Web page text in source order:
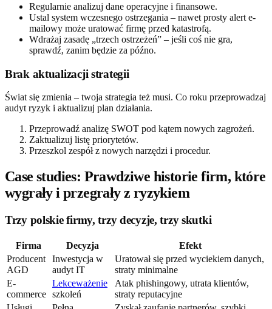
Regularnie analizuj dane operacyjne i finansowe.
Ustal system wczesnego ostrzegania – nawet prosty alert e-
mailowy może uratować firmę przed katastrofą.
Wdrażaj zasadę „trzech ostrzeżeń” – jeśli coś nie gra,
sprawdź, zanim będzie za późno.
Brak aktualizacji strategii
Świat się zmienia – twoja strategia też musi. Co roku przeprowadzaj
audyt ryzyk i aktualizuj plan działania.
Przeprowadź analizę SWOT pod kątem nowych zagrożeń.
Zaktualizuj listę priorytetów.
Przeszkol zespół z nowych narzędzi i procedur.
Case studies: Prawdziwe historie firm, które
wygrały i przegrały z ryzykiem
Trzy polskie firmy, trzy decyzje, trzy skutki
Firma Decyzja
Efekt
Producent
AGD
Inwestycja w
audyt IT
Uratował się przed wyciekiem danych,
straty minimalne
E-
commerce
Lekceważenie
szkoleń
Atak phishingowy, utrata klientów,
straty reputacyjne